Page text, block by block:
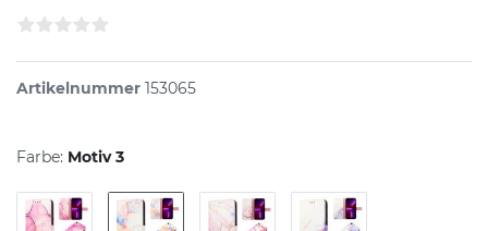
Artikelnummer 153065
Farbe: Motiv 3